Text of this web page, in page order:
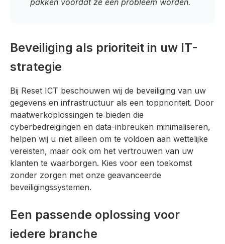
Beveiliging als prioriteit in uw IT-
strategie
Bij Reset ICT beschouwen wij de beveiliging van uw
gegevens en infrastructuur als een topprioriteit. Door
maatwerkoplossingen te bieden die
cyberbedreigingen en data-inbreuken minimaliseren,
helpen wij u niet alleen om te voldoen aan wettelijke
vereisten, maar ook om het vertrouwen van uw
klanten te waarborgen. Kies voor een toekomst
zonder zorgen met onze geavanceerde
beveiligingssystemen.
Een passende oplossing voor
iedere branche